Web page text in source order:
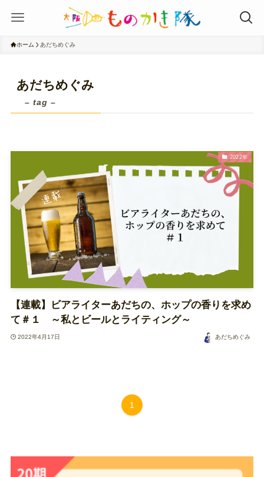
ホーム あだちめぐみ
あだちめぐみ
– tag –
2022年
【連載】ビアライターあだちの、ホップの香りを求め
て＃１ ～私とビールとライティング～
2022年4月17日 あだちめぐみ
1